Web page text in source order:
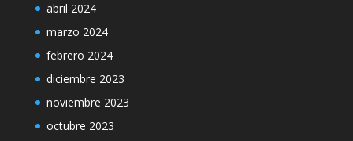
abril 2024
marzo 2024
febrero 2024
diciembre 2023
noviembre 2023
octubre 2023